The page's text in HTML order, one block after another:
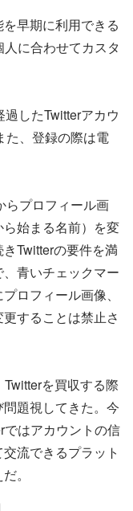
早期に利用できる
人に合わせてカスタ
したTwitterアカウ
た、登録の際は電
らプロフィール画
始まる名前）を変
Twitterの要件を満
青いチェックマー
ロフィール画像、
することは禁止さ
を買収する際
題視してきた。今
ではアカウントの信
流できるプラット
。